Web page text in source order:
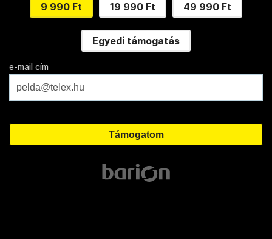
9 990 Ft 19 990 Ft 49 990 Ft
Egyedi támogatás
e-mail cím